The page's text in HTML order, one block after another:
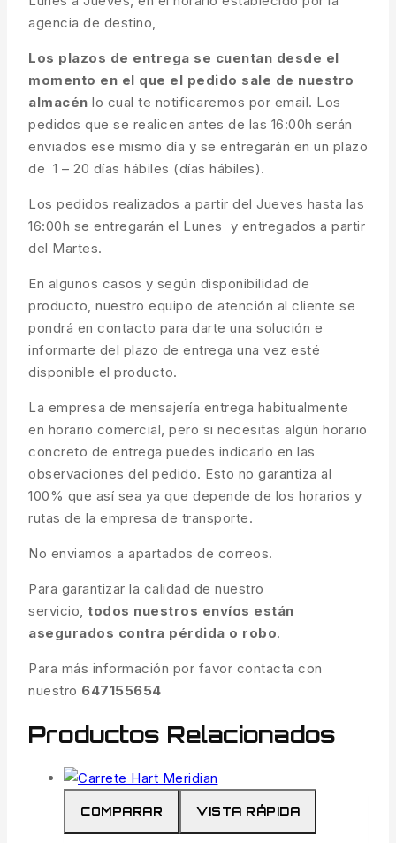
agencia de destino,
Los plazos de entrega se cuentan desde el
momento en el que el pedido sale de nuestro
almacén lo cual te notificaremos por email. Los
pedidos que se realicen antes de las 16:00h serán
enviados ese mismo día y se entregarán en un plazo
de 1 – 20 días hábiles (días hábiles).
Los pedidos realizados a partir del Jueves hasta las
16:00h se entregarán el Lunes y entregados a partir
del Martes.
En algunos casos y según disponibilidad de
producto, nuestro equipo de atención al cliente se
pondrá en contacto para darte una solución e
informarte del plazo de entrega una vez esté
disponible el producto.
La empresa de mensajería entrega habitualmente
en horario comercial, pero si necesitas algún horario
concreto de entrega puedes indicarlo en las
observaciones del pedido. Esto no garantiza al
100% que así sea ya que depende de los horarios y
rutas de la empresa de transporte.
No enviamos a apartados de correos.
Para garantizar la calidad de nuestro
servicio, todos nuestros envíos están
asegurados contra pérdida o robo.
Para más información por favor contacta con
nuestro 647155654
Productos Relacionados
COMPARAR VISTA RÁPIDA